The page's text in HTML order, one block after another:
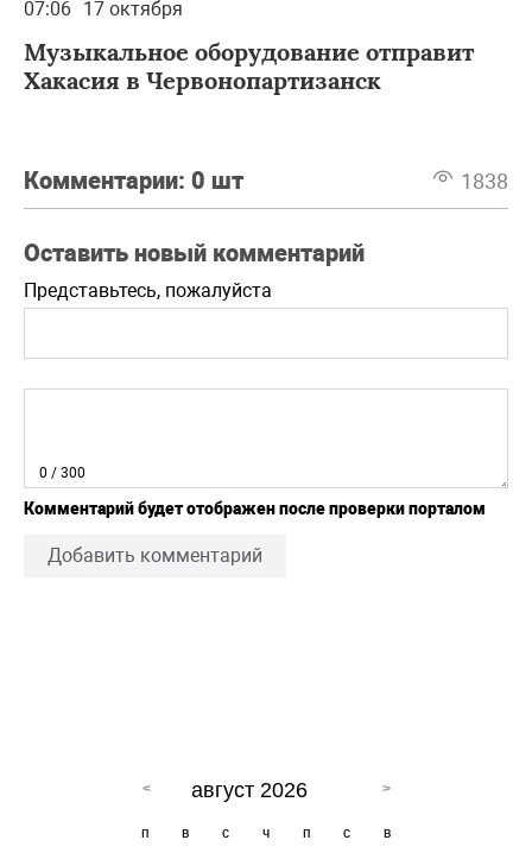
07:06 17 октября
Музыкальное оборудование отправит
Хакасия в Червонопартизанск
Комментарии: 0 шт 1838
Оставить новый комментарий
Представьтесь, пожалуйста
0 / 300
Комментарий будет отображен после проверки порталом
Добавить комментарий
август 2026
п в с ч п с в